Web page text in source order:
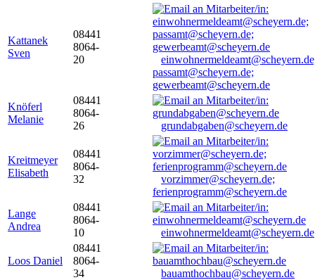
Kattanek
Sven
08441
8064-
20
passamt@scheyern.de;
gewerbeamt@scheyern.de
Knöferl
Melanie
08441
8064-
26
grundabgaben@scheyern.de
Kreitmeyer
Elisabeth
08441
8064-
32
vorzimmer@scheyern.de;
ferienprogramm@scheyern.de
Lange
Andrea
08441
8064-
10
einwohnermeldeamt@scheyern.de
Loos Daniel
08441
8064-
34
bauamthochbau@scheyern.de